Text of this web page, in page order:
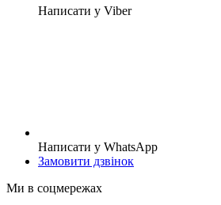
Написати у Viber
Написати у WhatsApp
Замовити дзвінок
Ми в соцмережах